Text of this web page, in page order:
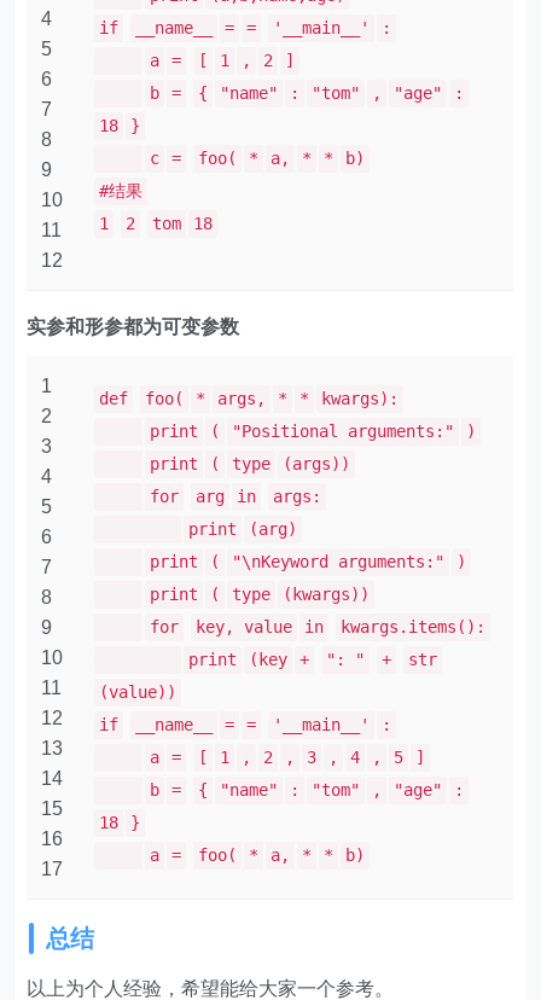
4
5
6
7
8
9
10
11
12
if
__name__ = = '__main__'
:
a
= [ 1 , 2
]
b
= { "name" : "tom" , "age"
:
18
}
c
= foo( * a, * *
b)
#结果
1
2 tom 18
实参和形参都为可变参数
1
2
3
4
5
6
7
8
9
10
11
12
13
14
15
16
17
def foo( * args, * *
kwargs):
print
( "Positional arguments:"
)
print
( type
(args))
for
arg in
args:
print
(arg)
print
( "\nKeyword arguments:"
)
print
( type
(kwargs))
for
key, value in
kwargs.items():
print
(key + ": " +
str
(value))
if
__name__ = = '__main__'
:
a
= [ 1 , 2 , 3 , 4 , 5
]
b
= { "name" : "tom" , "age"
:
18
}
a
= foo( * a, * * b)
总结
以上为个人经验，希望能给大家一个参考。